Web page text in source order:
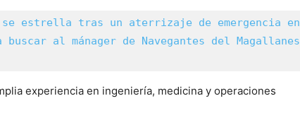
se estrella tras un aterrizaje de emergencia en
al mánager de Navegantes del Magallanes
experiencia en ingeniería, medicina y operaciones